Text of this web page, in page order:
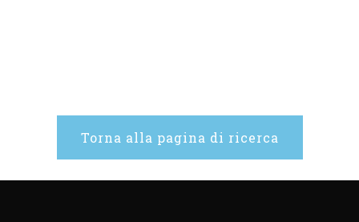
Torna alla pagina di ricerca